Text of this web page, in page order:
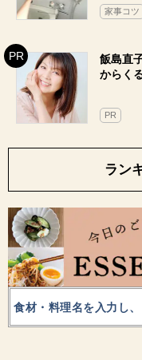
家事コツ
飯島直
からく
PR
ラン